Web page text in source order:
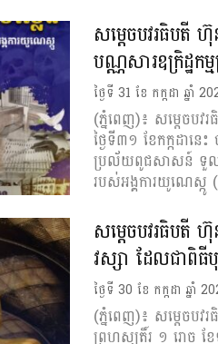
សម្តេចបវរធិប
បណ្ណសារឧក្រិដ្ឋ
ថ្ងៃទី 31 ខែ កក្កដា ឆ្នាំ
(ភ្នំពេញ)៖ សម្តេចបវ
ថ្ងៃទី៣១ ខែកក្កដាន
ប្រល័យពូជសាសន៍ ទួលស្
របស់អង្គការយូណេស្កូ
សម្តេចបវរធិប
វស្សា ដែលជាពិ
ថ្ងៃទី 30 ខែ កក្កដា ឆ្នាំ
(ភ្នំពេញ)៖ សម្តេចបវ
ព្រហស្បតិ៍រ ១ រោច ខ